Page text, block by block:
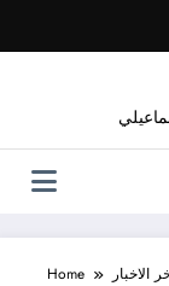
content
Home الاخبار